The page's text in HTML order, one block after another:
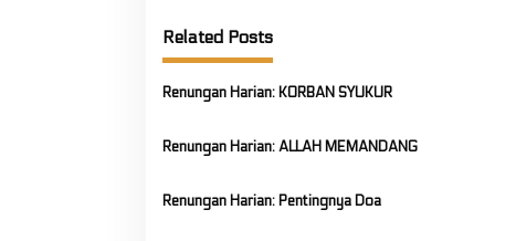
v
i
g
a
i
Related Posts
Renungan Harian: KORBAN SYUKUR
Renungan Harian: ALLAH MEMANDANG
Renungan Harian: Pentingnya Doa